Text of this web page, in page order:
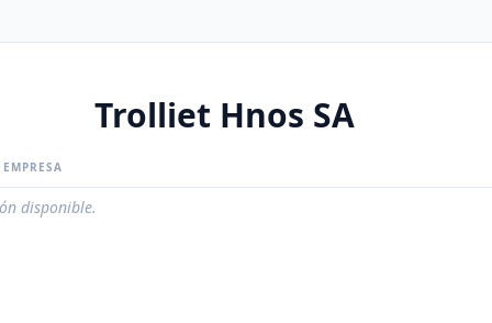
Trolliet Hnos SA
disponible.